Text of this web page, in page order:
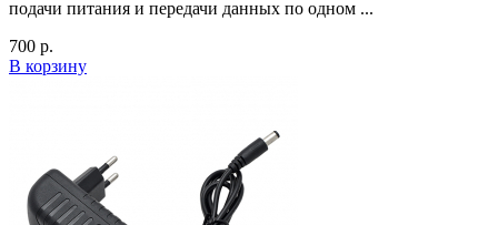
подачи питания и передачи данных по одном ...
700 р.
В корзину